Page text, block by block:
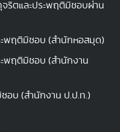
จริตและประพฤติมิชอบผ่าน
ะพฤติมิชอบ (สำนักหอสมุด)
ะพฤติมิชอบ (สำนักงาน
ชอบ (สำนักงาน ป.ป.ท.)